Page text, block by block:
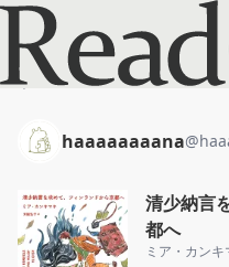
清少
ホーム
haaaaaaaana
haaaaaaaana@
清少納言
都へ
ミア・カンキ